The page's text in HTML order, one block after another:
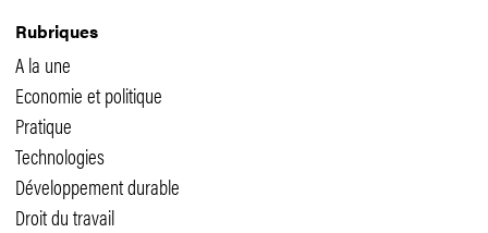
Rubriques
A la une
Economie et politique
Pratique
Technologies
Développement durable
Droit du travail